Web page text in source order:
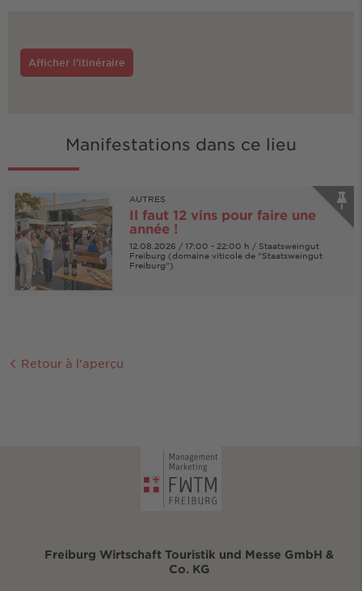
Afficher l'itinéraire
Manifestations dans ce lieu
AUTRES
Il faut 12 vins pour faire une
année !
12.08.2026 / 17:00 - 22:00 h / Staatsweingut
Freiburg (domaine viticole de "Staatsweingut
Freiburg")
Retour à l'aperçu
Freiburg Wirtschaft Touristik und Messe GmbH &
Co. KG